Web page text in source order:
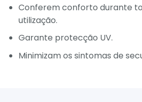
Conferem conforto durante
utilização.
Garante protecção UV.
Minimizam os sintomas de